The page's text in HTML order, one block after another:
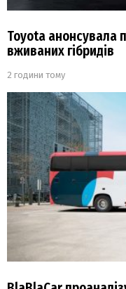
Toyota анонсувала
вживаних гібридів
2 години тому